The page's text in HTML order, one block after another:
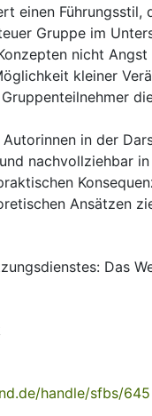
einen Führungsstil,
Gruppe im
nicht
kleiner
in der
nachvollziehbar
Ansätzen
Das
handle/sfbs/645